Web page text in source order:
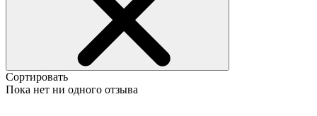
Сортировать
Пока нет ни одного отзыва